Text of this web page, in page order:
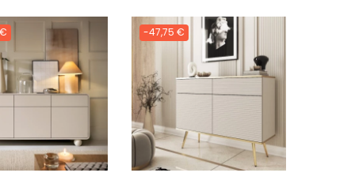
-47,75 €